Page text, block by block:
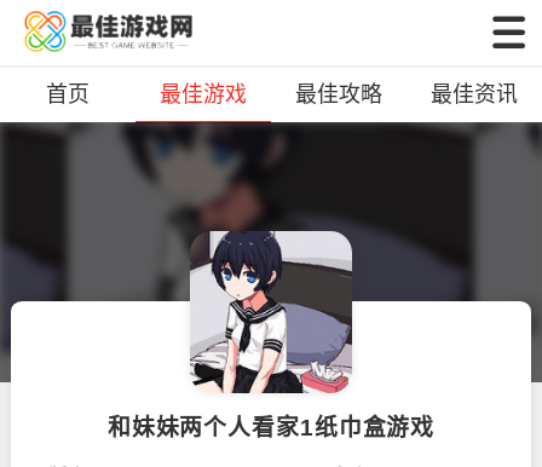
首页 最佳游戏 最佳攻略 最佳资讯
和妹妹两个人看家1纸巾盒游戏